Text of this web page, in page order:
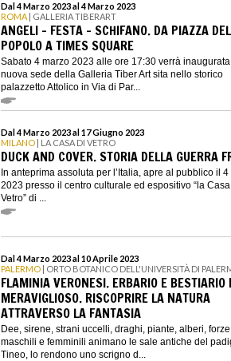
Dal 4 Marzo 2023 al 4 Marzo 2023
ROMA | GALLERIA TIBERART
ANGELI - FESTA - SCHIFANO. DA PIAZZA DEL
POPOLO A TIMES SQUARE
Sabato 4 marzo 2023 alle ore 17:30 verrà
nuova sede della Galleria Tiber Art sita nello storico
palazzetto Attolico in Via di Par...
Dal 4 Marzo 2023 al 17 Giugno 2023
MILANO | LA CASA DI VETRO
DUCK AND COVER. STORIA DELLA GUERRA
In anteprima assoluta per l’Italia, apre al pubblico il 4
2023 presso il centro culturale ed espositivo “la
Vetro” di ...
Dal 4 Marzo 2023 al 10 Aprile 2023
PALERMO | ORTO BOTANICO DELL'UNIVERSITÀ DI
FLAMINIA VERONESI. ERBARIO E BESTIARIO
MERAVIGLIOSO. RISCOPRIRE LA NATURA
ATTRAVERSO LA FANTASIA
Dee, sirene, strani uccelli, draghi, piante, alberi, forze
maschili e femminili animano le sale antiche del
Tineo, lo rendono uno scrigno d...